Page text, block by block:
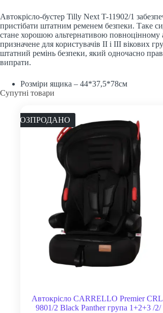
Автокрісло-бустер Tilly Next T-11902/1
пристібати штатним ременем безпеки. Таке
стане хорошою альтернативою повноцінному
призначене для користувачів ІІ і ІІІ
штатний ремінь безпеки, який одночасно
випрати.
Розміри ящика – 44*37,5*78см
Супутні товари
РОЗПРОДАНО
Автокрісло CARRELLO Premier
9801/2 Black Panther група 1+2+3 /2/